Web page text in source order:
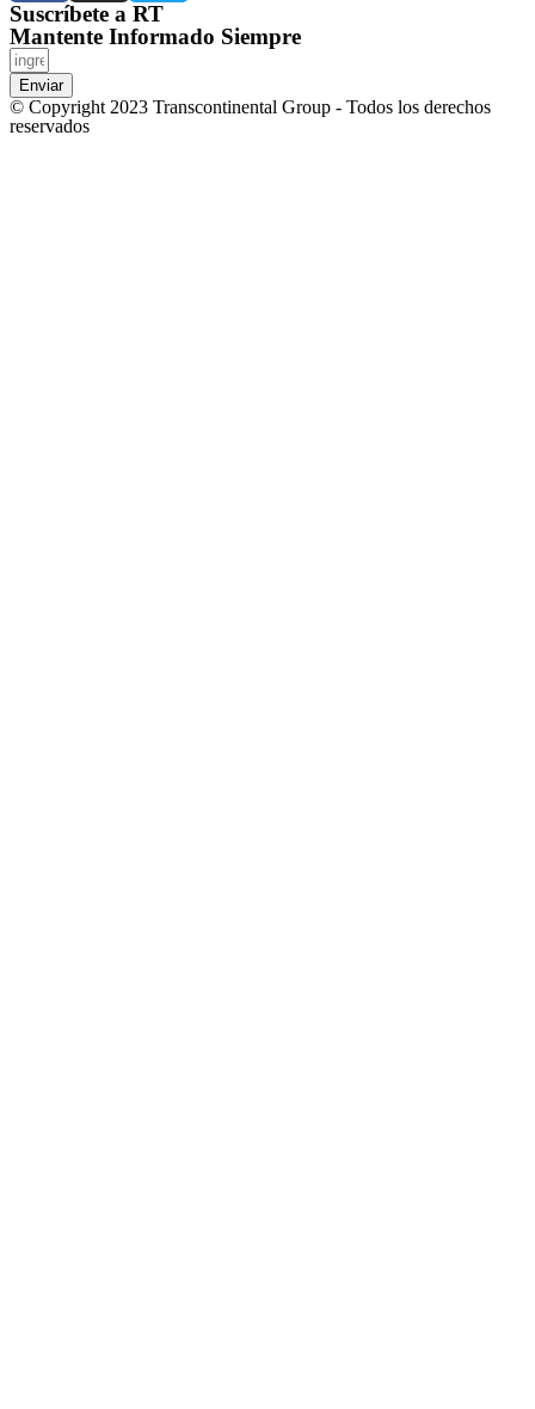
Suscríbete a RT
Mantente Informado Siempre
Enviar
© Copyright 2023 Transcontinental Group - Todos los derechos
reservados